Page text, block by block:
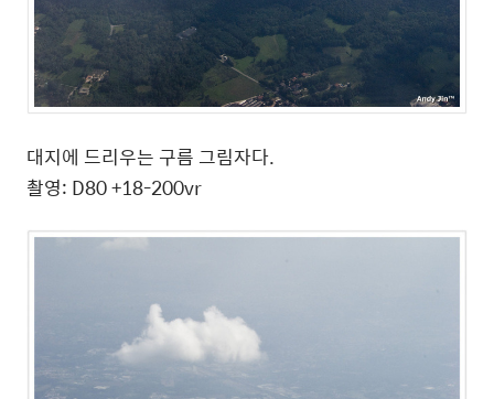
대지에 드리우는 구름 그림자다.
촬영: D80 +18-200vr